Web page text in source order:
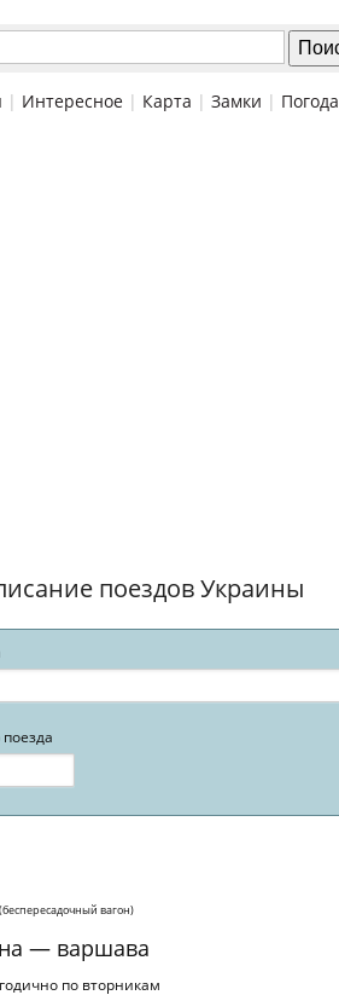
| Интересное | Карта | Замки | Погода
поездов Украины
(беспересадочный вагон)
— варшава
по вторникам